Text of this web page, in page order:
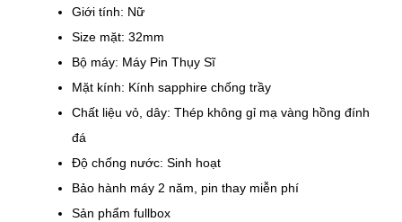
Giới tính: Nữ
Size mặt: 32mm
Bộ máy: Máy Pin Thụy Sĩ
Mặt kính: Kính sapphire chống trầy
Chất liệu vỏ, dây: Thép không gỉ mạ vàng hồng đính
đá
Độ chống nước: Sinh hoạt
Bảo hành máy 2 năm, pin thay miễn phí
Sản phẩm fullbox